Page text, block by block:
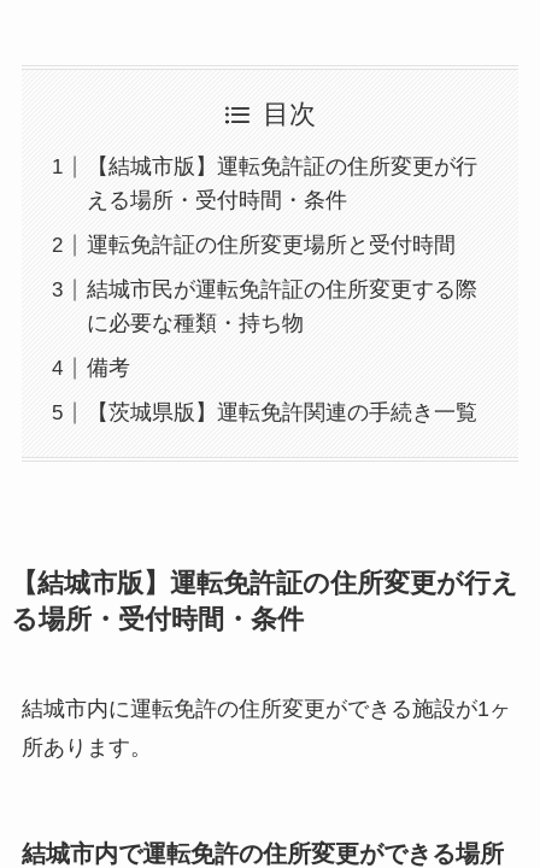
目次
【結城市版】運転免許証の住所変更が行
える場所・受付時間・条件
運転免許証の住所変更場所と受付時間
結城市民が運転免許証の住所変更する際
に必要な種類・持ち物
備考
【茨城県版】運転免許関連の手続き一覧
【結城市版】運転免許証の住所変更が行え
る場所・受付時間・条件
結城市内に運転免許の住所変更ができる施設が1ヶ
所あります。
結城市内で運転免許の住所変更ができる場所